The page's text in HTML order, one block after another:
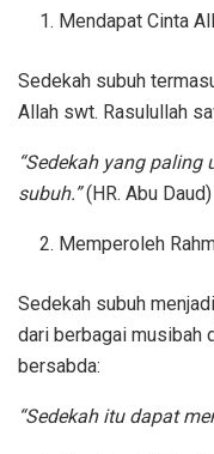
Mendapat Cinta
Sedekah subuh
Allah swt. Rasulullah
“Sedekah yang
subuh.”(HR. Abu Daud)
Memperoleh
Sedekah subuh
dari berbagai musibah
bersabda:
“Sedekah itu dapat